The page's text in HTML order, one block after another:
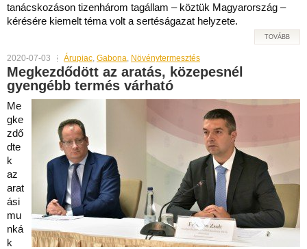
tanácskozáson tizenhárom tagállam – köztük Magyarország –
kérésére kiemelt téma volt a sertéságazat helyzete.
TOVÁBB
2020-07-03 Árupiac Gabona Növénytermesztés
Megkezdődött az aratás, közepesnél
gyengébb termés várható
Me
gke
zdő
dte
k
az
arat
ási
mu
nká
k